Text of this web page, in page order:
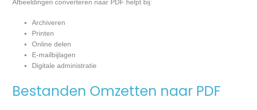
Afbeeldingen converteren naar PDF helpt bij:
Archiveren
Printen
Online delen
E-mailbijlagen
Digitale administratie
Bestanden Omzetten naar PDF